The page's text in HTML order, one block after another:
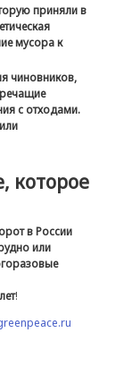
приняли в
мусора к
чиновников,
с отходами.
которое
в России
или
!